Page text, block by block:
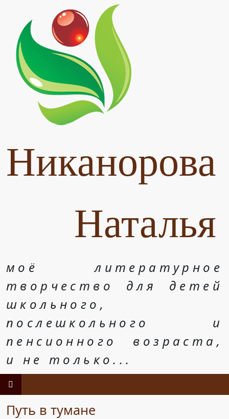
Никанорова
Наталья
моё литературное
творчество для детей
школьного,
послешкольного и
пенсионного возраста,
и не только...
Путь в тумане